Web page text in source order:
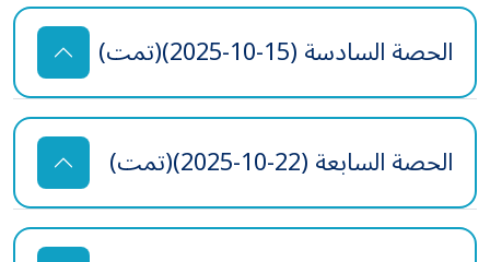
الحصة السادسة (15-10-2025)(تمت)
الحصة السابعة (22-10-2025)(تمت)